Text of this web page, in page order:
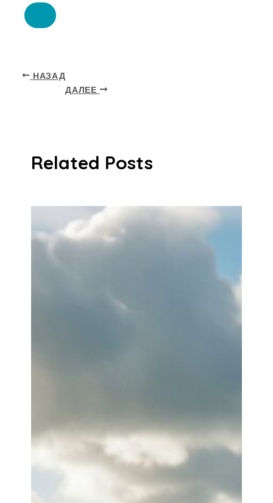
НАЗАД
ДАЛЕЕ
Related Posts